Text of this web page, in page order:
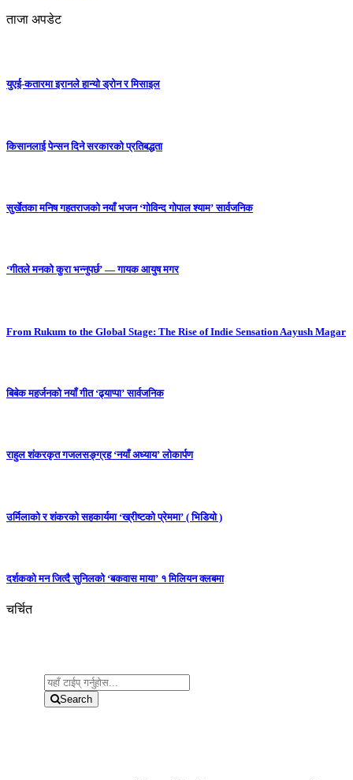
ताजा अपडेट
युएई-कतारमा इरानले हान्यो ड्रोन र मिसाइल
किसानलाई पेन्सन दिने सरकारको प्रतिबद्धता
सुर्खेतका मनिष गहतराजको नयाँ भजन ‘गोविन्द गोपाल श्याम’ सार्वजनिक
‘गीतले मनको कुरा भन्नुपर्छ’ — गायक आयुष मगर
From Rukum to the Global Stage: The Rise of Indie Sensation Aayush Magar
बिबेक महर्जनको नयाँ गीत ‘ढ्याप्पा’ सार्वजनिक
राहुल शंकरकृत गजलसङ्ग्रह ‘नयाँ अध्याय’ लोकार्पण
उर्मिलाको र शंकरको सहकार्यमा ‘ख्रीष्टको प्रेममा’ ( भिडियो )
दर्शकको मन जित्दै सुनिलको ‘बकवास माया’ १ मिलियन क्लबमा
चर्चित
Search